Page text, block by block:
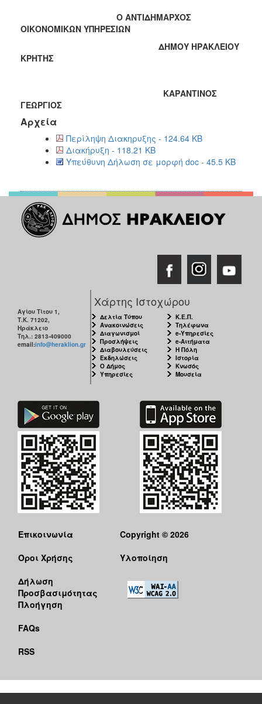
Ο ΑΝΤΙΔΗΜΑΡΧΟΣ
ΟΙΚΟΝΟΜΙΚΩΝ ΥΠΗΡΕΣΙΩΝ
ΔΗΜΟΥ ΗΡΑΚΛΕΙΟΥ
ΚΡΗΤΗΣ
ΚΑΡΑΝΤΙΝΟΣ
ΓΕΩΡΓΙΟΣ
Αρχεία
Περίληψη Διακηρυξης - 124.64 KB
Διακήρυξη - 118.21 KB
Υπεύθυνη Δήλωση σε μορφή doc - 45.5 KB
Αγίου Τίτου 1,
Τ.Κ. 71202,
Ηράκλειο
Τηλ.: 2813-409000
email:info@heraklion.gr
Χάρτης Ιστοχώρου
Δελτία Τύπου
Ανακοινώσεις
Διαγωνισμοί
Προσλήψεις
Διαβουλεύσεις
Εκδηλώσεις
Ο Δήμος
Υπηρεσίες
Κ.Ε.Π.
Τηλέφωνα
e-Υπηρεσίες
e-Αιτήματα
Η Πόλη
Ιστορία
Κνωσός
Μουσεία
Επικοινωνία
Όροι Χρήσης
Δήλωση
Προσβασιμότητας
Πλοήγηση
FAQs
RSS
Copyright © 2026
Υλοποίηση